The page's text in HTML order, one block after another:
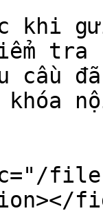
khi
tra
cầu
khóa